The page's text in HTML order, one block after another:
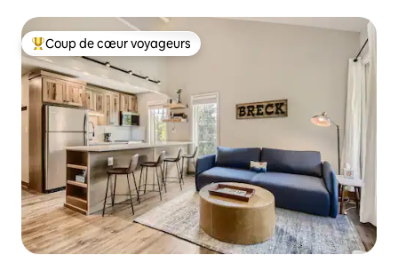
Coups de cœur voyageurs les plus appréciés
Coup de cœur voyageurs